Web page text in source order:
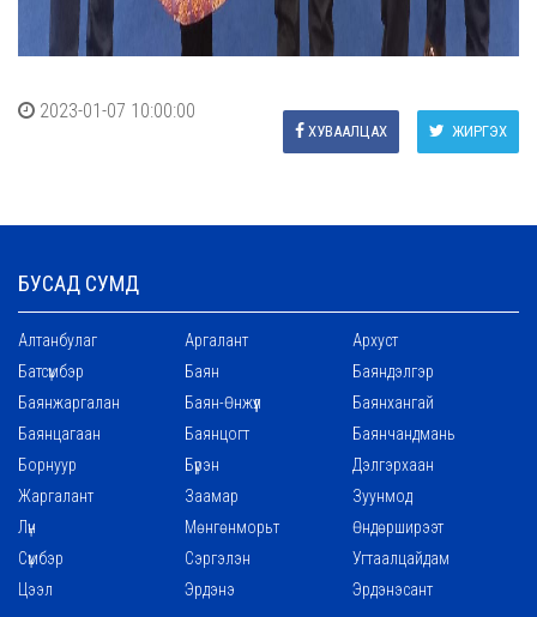
2023-01-07 10:00:00
ЖИРГЭХ
ХУВААЛЦАХ
БУСАД СУМД
Алтанбулаг Аргалант
Архуст
Батсүмбэр
Баян
Баяндэлгэр
Баянжаргалан
Баян-Өнжүүл
Баянхангай
Баянцагаан
Баянцогт
Баянчандмань
Борнуур
Бүрэн
Дэлгэрхаан
Жаргалант
Заамар
Зуунмод
Лүн
Мөнгөнморьт
Өндөрширээт
Сүмбэр
Сэргэлэн
Угтаалцайдам
Цээл
Эрдэнэ Эрдэнэсант